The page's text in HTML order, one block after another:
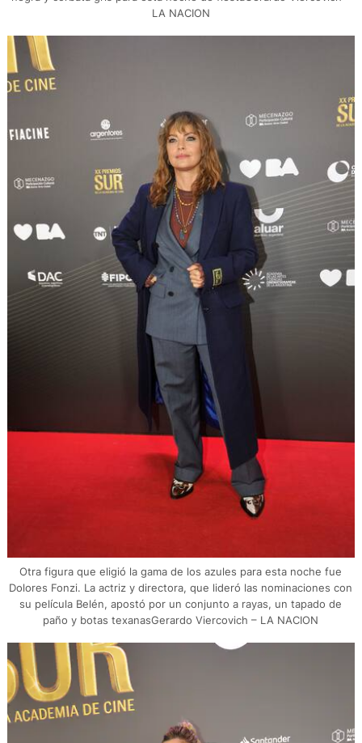
LA NACION
Otra figura que eligió la gama de los azules para esta noche fue
Dolores Fonzi. La actriz y directora, que lideró las nominaciones con
su película Belén, apostó por un conjunto a rayas, un tapado de
paño y botas texanasGerardo Viercovich – LA NACION